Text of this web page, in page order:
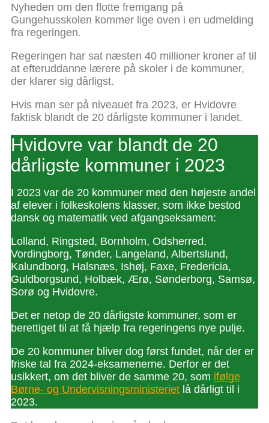
Nyheden om den flotte fremgang på
Gungehusskolen kommer lige oven i en udmelding
fra regeringen.
Regeringen har sat næsten 40 millioner kroner af til
at efteruddanne lærere på skoler i de kommuner,
der klarer sig dårligst.
Hvis man ser på niveauet fra 2023, er Hvidovre
faktisk blandt de 20 dårligste kommuner i landet.
Hvidovre var blandt de 20
dårligste kommuner i 2023
I 2023 var de 20 kommuner med den højeste andel
af elever i folkeskolens klasser, som ikke bestod
dansk og matematik ved afgangseksamen:
Lolland, Ringsted, Bornholm, Odsherred,
Vordingborg, Tønder, Langeland, Albertslund,
Kalundborg, Halsnæs, Ishøj, Faxe, Fredericia,
Guldborgsund, Holbæk, Ærø, Sønderborg, Samsø,
Sorø og Hvidovre.
Det er netop de 20 dårligste kommuner, som er
berettiget til at få hjælp fra regeringens nye pulje.
De 20 kommuner bliver dog først fundet, når der er
friske tal fra 2024-eksamenerne. Derfor er det
usikkert, om det bliver de samme 20, som ifølge
Børne- og Undervisningsministeriet lå dårligt til i
2023.